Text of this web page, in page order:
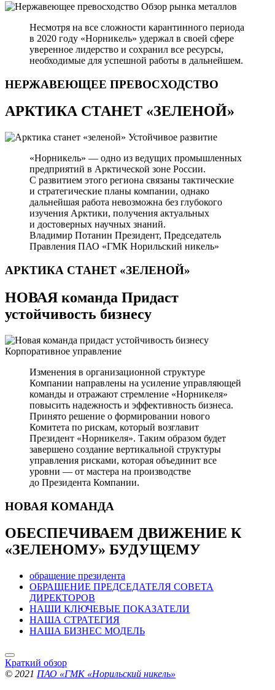
Обзор рынка металлов
Несмотря на все сложности карантинного периода
в 2020 году «Норникель» удержал в своей сфере
уверенное лидерство и сохранил все ресурсы,
необходимые для успешной работы в дальнейшем.
НЕРЖАВЕЮЩЕЕ ПРЕВОСХОДСТВО
АРКТИКА СТАНЕТ «ЗЕЛЕНОЙ»
Устойчивое развитие
«Норникель» — одно из ведущих промышленных
предприятий в Арктической зоне России.
С развитием этого региона связаны тактические
и стратегические планы компании, однако
дальнейшая работа невозможна без глубокого
изучения Арктики, получения актуальных
и достоверных научных знаний.
Владимир Потанин Президент, Председатель
Правления ПАО «ГМК Норильский никель»
АРКТИКА СТАНЕТ «ЗЕЛЕНОЙ»
НОВАЯ команда Придаст
устойчивость бизнесу
Корпоративное управление
Изменения в организационной структуре
Компании направлены на усиление управляющей
команды и отражают стремление «Норникеля»
повысить надежность и эффективность бизнеса.
Принято решение о формировании нового
Комитета по рискам, который возглавит
Президент «Норникеля». Таким образом будет
завершено создание вертикальной структуры
управления рисками, которая объединит все
уровни — от мастера на производстве
до Президента Компании.
НОВАЯ КОМАНДА
ОБЕСПЕЧИВАЕМ ДВИЖЕНИЕ К
«ЗЕЛЕНОМУ» БУДУЩЕМУ
обращение президента
ОБРАЩЕНИЕ ПРЕДСЕДАТЕЛЯ СОВЕТА
ДИРЕКТОРОВ
НАШИ КЛЮЧЕВЫЕ ПОКАЗАТЕЛИ
НАША СТРАТЕГИЯ
НАША БИЗНЕС МОДЕЛЬ
Краткий обзор
© 2021 ПАО «ГМК «Норильский никель»